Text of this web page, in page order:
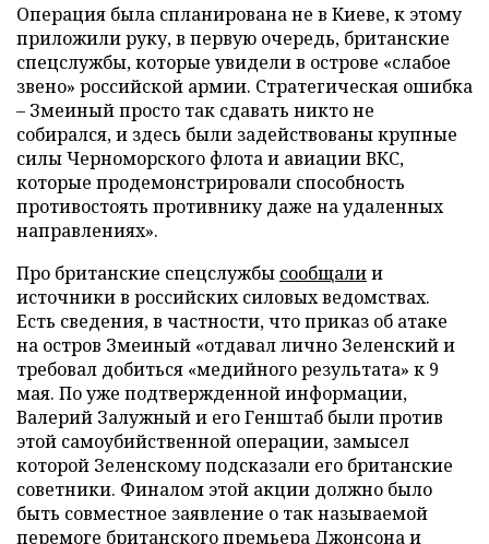
Операция была спланирована не в Киеве, к этому
приложили руку, в первую очередь, британские
спецслужбы, которые увидели в острове «слабое
звено» российской армии. Стратегическая ошибка
– Змеиный просто так сдавать никто не
собирался, и здесь были задействованы крупные
силы Черноморского флота и авиации ВКС,
которые продемонстрировали способность
противостоять противнику даже на удаленных
направлениях».
Про британские спецслужбы сообщалии
источники в российских силовых ведомствах.
Есть сведения, в частности, что приказ об атаке
на остров Змеиный «отдавал лично Зеленский и
требовал добиться «медийного результата» к 9
мая. По уже подтвержденной информации,
Валерий Залужный и его Генштаб были против
этой самоубийственной операции, замысел
которой Зеленскому подсказали его британские
советники. Финалом этой акции должно было
быть совместное заявление о так называемой
перемоге британского премьера Джонсона и